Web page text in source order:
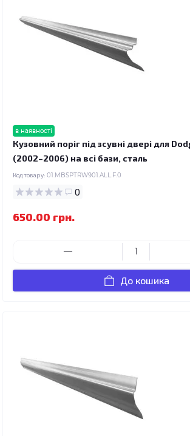
в наявності
Кузовний поріг під зсувні двері для
(2002–2006) на всі бази, сталь
Код товару: 01.MBSPTRW901.ALL.F.0
0
650.00 грн.
До кошика